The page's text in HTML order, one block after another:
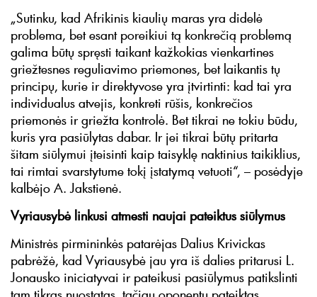
„Sutinku, kad Afrikinis kiaulių maras yra didelė
problema, bet esant poreikiui tą konkrečią problemą
galima būtų spręsti taikant kažkokias vienkartines
griežtesnes reguliavimo priemones, bet laikantis tų
principų, kurie ir direktyvose yra įtvirtinti: kad tai yra
individualus atvejis, konkreti rūšis, konkrečios
priemonės ir griežta kontrolė. Bet tikrai ne tokiu būdu,
kuris yra pasiūlytas dabar. Ir jei tikrai būtų pritarta
šitam siūlymui įteisinti kaip taisyklę naktinius taikiklius,
tai rimtai svarstytume tokį įstatymą vetuoti“, – posėdyje
kalbėjo A. Jakstienė.
Vyriausybė linkusi atmesti naujai pateiktus siūlymus
Ministrės pirmininkės patarėjas Dalius Krivickas
pabrėžė, kad Vyriausybė jau yra iš dalies pritarusi L.
Jonausko iniciatyvai ir pateikusi pasiūlymus patikslinti